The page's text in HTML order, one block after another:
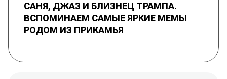
САНЯ, ДЖАЗ И БЛИЗНЕЦ ТРАМПА.
ВСПОМИНАЕМ САМЫЕ ЯРКИЕ МЕМЫ
РОДОМ ИЗ ПРИКАМЬЯ